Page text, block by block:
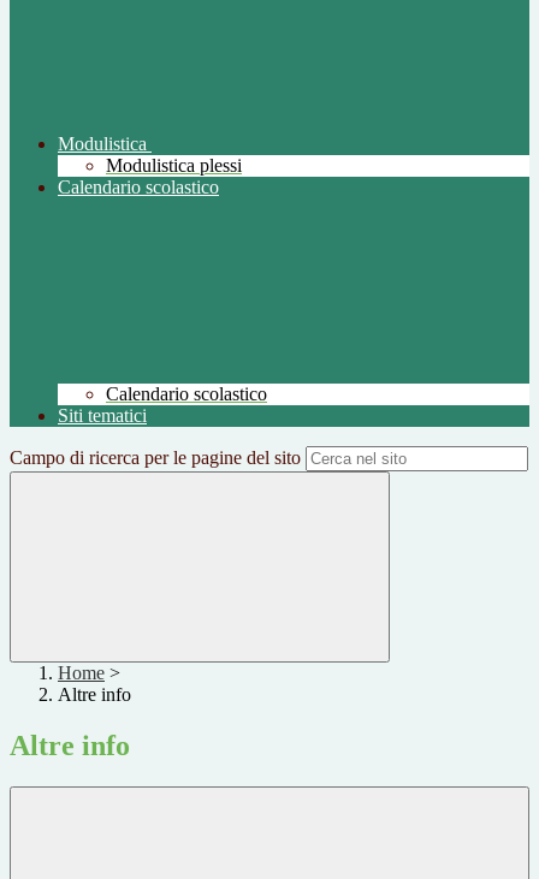
Modulistica
Modulistica plessi
Calendario scolastico
Calendario scolastico
Siti tematici
Campo di ricerca per le pagine del sito
Home >
Altre info
Altre info